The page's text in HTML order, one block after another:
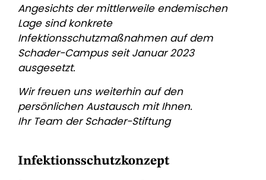
Angesichts der mittlerweile endemischen
Lage sind konkrete
Infektionsschutzmaßnahmen auf dem
Schader-Campus seit Januar 2023
ausgesetzt.
Wir freuen uns weiterhin auf den
persönlichen Austausch mit Ihnen.
Ihr Team der Schader-Stiftung
Infektionsschutzkonzept